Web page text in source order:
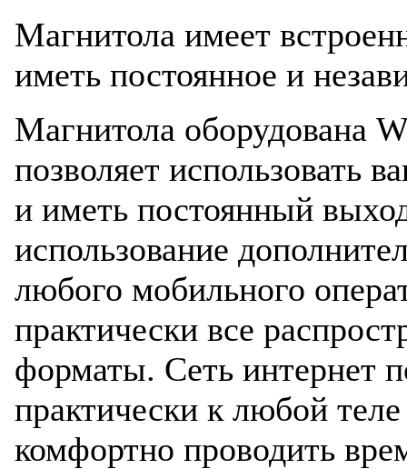
Магнитола имеет
иметь постоянное и
Магнитола оборудована
позволяет использовать
и иметь постоянный
использование
любого мобильного
практически все
форматы. Сеть интернет
практически к любой
комфортно проводить